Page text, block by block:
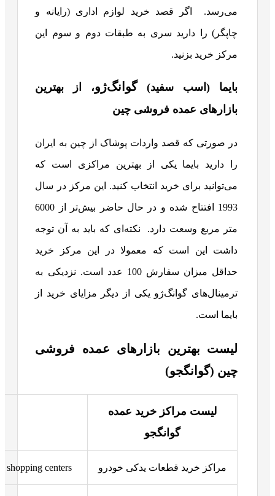
می‌رسد. اگر قصد خرید لوازم اداری (رایانه و
چاپگر) را دارید سری به طبقات دوم و سوم این
مرکز خرید بزنید.
بایما (اسب سفید) گوانگ‌ژو، از بهترین
بازارهای عمده فروشی چین
در صورتی که قصد واردات پوشاک از چین به ایران
را دارید بایما یکی از بهترین مراکزی است که
می‌توانید برای خرید انتخاب کنید. این مرکز در سال
1993 افتتاح شده و در حال حاضر بیش‌تر از 6000
متر مربع وسعت دارد. نکته‌ای که باید به آن توجه
داشت این است که معمولا در این مرکز خرید
حداقل میزان سفارش 100 عدد است. نزدیکی به
ترمینال‌های گوانگ‌ژو یکی از دیگر مزایای خرید از
بایما است.
لیست بهترین بازارهای عمده فروشی
چین (گوانگجو)
لیست مراکز خرید عمده
گوانگجو
مراکز خرید قطعات یدکی خودرو shopping centers